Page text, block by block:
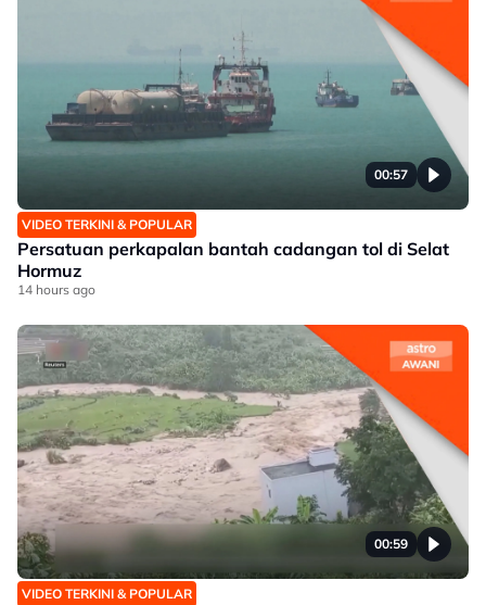
00:57
VIDEO TERKINI & POPULAR
Persatuan perkapalan bantah cadangan tol di Selat
Hormuz
14 hours ago
00:59
VIDEO TERKINI & POPULAR